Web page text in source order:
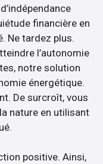
financière en
Ne tardez plus.
l’autonomie
notre solution
énergétique.
De surcroît, vous
nature en utilisant
positive. Ainsi,